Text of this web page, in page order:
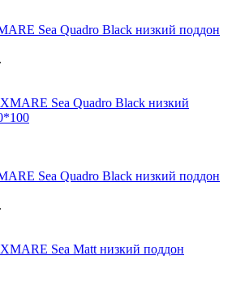
Sea Quadro Black низкий поддон
Sea Quadro Black низкий поддон